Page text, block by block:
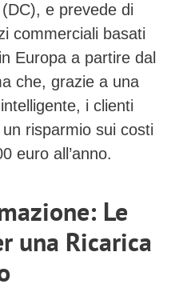
e prevede di
commerciali basati
Europa a partire dal
che, grazie a una
i clienti
risparmio sui costi
euro all’anno.
Le
una Ricarica